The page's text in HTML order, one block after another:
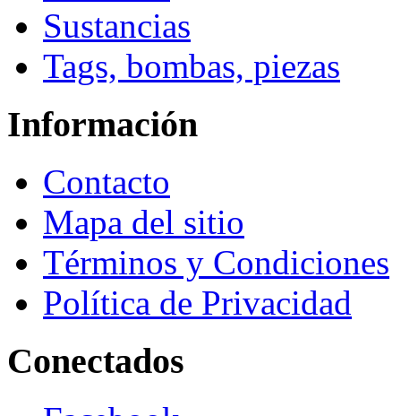
Sustancias
Tags, bombas, piezas
Información
Contacto
Mapa del sitio
Términos y Condiciones
Política de Privacidad
Conectados